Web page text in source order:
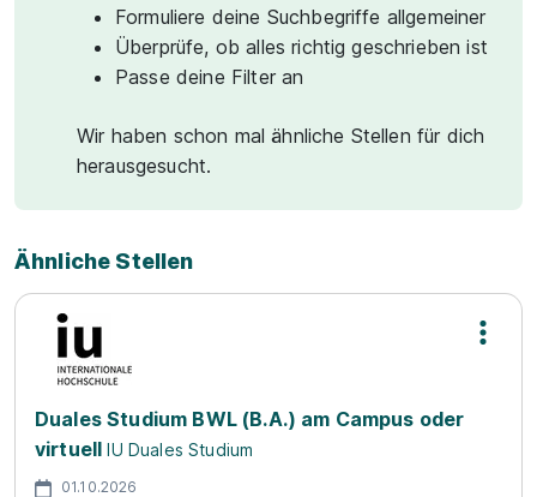
Formuliere deine Suchbegriffe allgemeiner
Überprüfe, ob alles richtig geschrieben ist
Passe deine Filter an
Wir haben schon mal ähnliche Stellen für dich
herausgesucht.
Ähnliche Stellen
Duales Studium BWL (B.A.) am Campus oder
virtuell IU Duales Studium
01.10.2026